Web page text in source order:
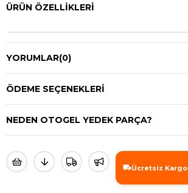
ÜRÜN ÖZELLIKLERI
YORUMLAR(0)
ÖDEME SEÇENEKLERI
NEDEN OTOGEL YEDEK PARÇA?
Ücretsiz Kargo